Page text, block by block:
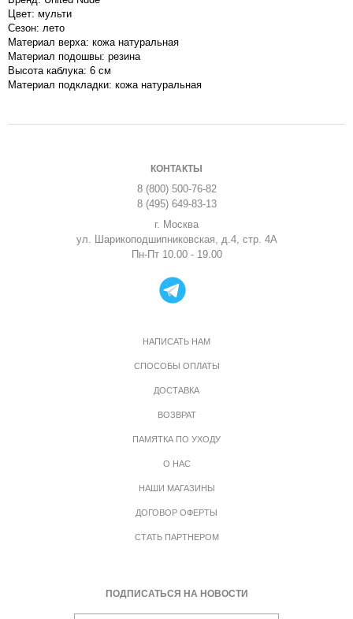
Цвет: мульти
Сезон: лето
Материал верха: кожа натуральная
Материал подошвы: резина
Высота каблука: 6 см
Материал подкладки: кожа натуральная
КОНТАКТЫ
8 (800) 500-76-82
8 (495) 649-83-13
г. Москва
ул. Шарикоподшипниковская, д.4, стр. 4А
Пн-Пт 10.00 - 19.00
НАПИСАТЬ НАМ
СПОСОБЫ ОПЛАТЫ
ДОСТАВКА
ВОЗВРАТ
ПАМЯТКА ПО УХОДУ
О НАС
НАШИ МАГАЗИНЫ
ДОГОВОР ОФЕРТЫ
СТАТЬ ПАРТНЕРОМ
ПОДПИСАТЬСЯ НА НОВОСТИ